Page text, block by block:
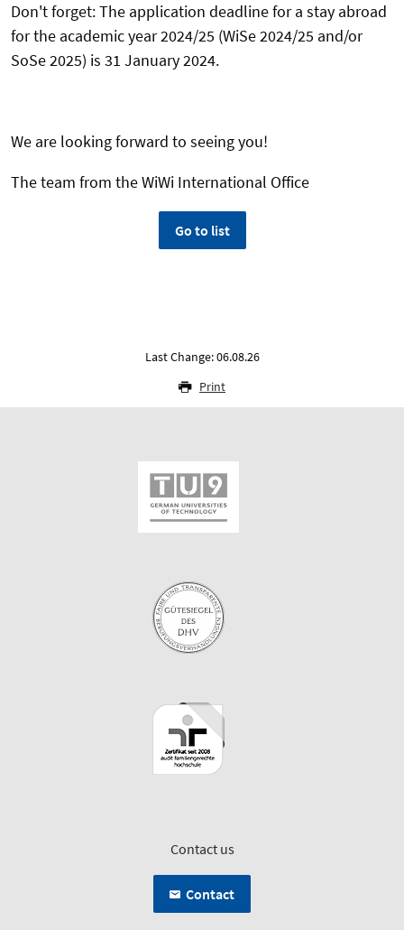
Don't forget: The application deadline for a stay abroad
for the academic year 2024/25 (WiSe 2024/25 and/or
SoSe 2025) is 31 January 2024.
We are looking forward to seeing you!
The team from the WiWi International Office
Go to list
Last Change: 06.08.26
Print
Contact us
Contact